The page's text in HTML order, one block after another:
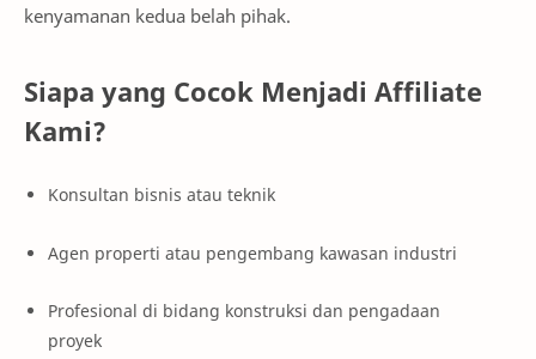
kenyamanan kedua belah pihak.
Siapa yang Cocok Menjadi Affiliate
Kami?
Konsultan bisnis atau teknik
Agen properti atau pengembang kawasan industri
Profesional di bidang konstruksi dan pengadaan
proyek